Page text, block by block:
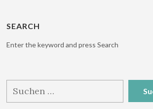
SEARCH
Enter the keyword and press Search
nach: